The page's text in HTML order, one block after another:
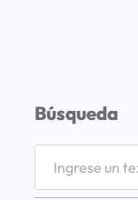
Búsqueda